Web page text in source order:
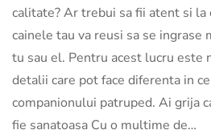
calitate? Ar trebui sa fii atent si
cainele tau va reusi sa se
tu sau el. Pentru acest lucru este
detalii care pot face diferenta in
companionului patruped. Ai grija
fie sanatoasa Cu o multime de…